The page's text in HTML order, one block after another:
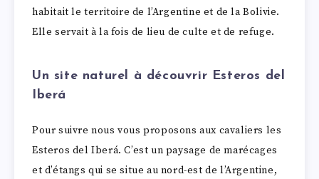
habitait le territoire de l’Argentine et de la Bolivie.
Elle servait à la fois de lieu de culte et de refuge.
Un site naturel à découvrir Esteros del
Iberá
Pour suivre nous vous proposons aux cavaliers les
Esteros del Iberá. C’est un paysage de marécages
et d’étangs qui se situe au nord-est de l’Argentine,